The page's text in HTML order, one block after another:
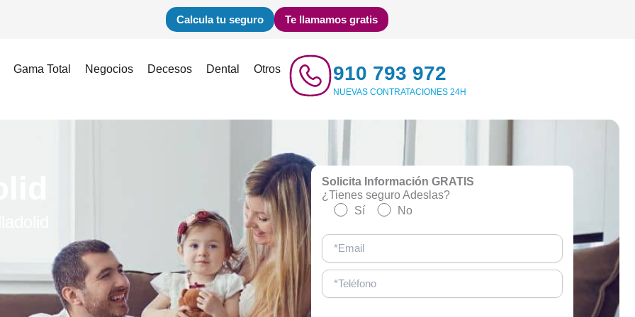
Calcula tu seguro Te llamamos gratis
Gama Total Negocios Decesos Dental Otros 910 793 972
NUEVAS CONTRATACIONES 24H
Solicita Información GRATIS
¿Tienes seguro Adeslas?
Sí
No